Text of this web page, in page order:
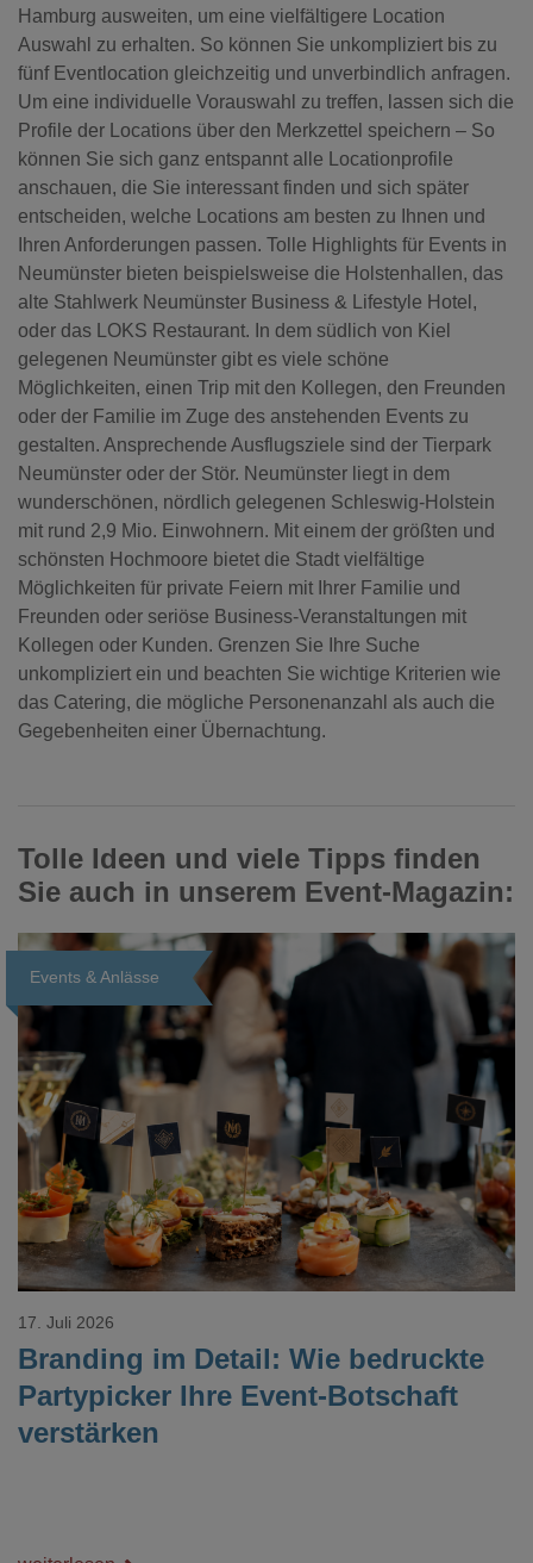
Hamburg ausweiten, um eine vielfältigere Location
Auswahl zu erhalten. So können Sie unkompliziert bis zu
fünf Eventlocation gleichzeitig und unverbindlich anfragen.
Um eine individuelle Vorauswahl zu treffen, lassen sich die
Profile der Locations über den Merkzettel speichern – So
können Sie sich ganz entspannt alle Locationprofile
anschauen, die Sie interessant finden und sich später
entscheiden, welche Locations am besten zu Ihnen und
Ihren Anforderungen passen. Tolle Highlights für Events in
Neumünster bieten beispielsweise die Holstenhallen, das
alte Stahlwerk Neumünster Business & Lifestyle Hotel,
oder das LOKS Restaurant. In dem südlich von Kiel
gelegenen Neumünster gibt es viele schöne
Möglichkeiten, einen Trip mit den Kollegen, den Freunden
oder der Familie im Zuge des anstehenden Events zu
gestalten. Ansprechende Ausflugsziele sind der Tierpark
Neumünster oder der Stör. Neumünster liegt in dem
wunderschönen, nördlich gelegenen Schleswig-Holstein
mit rund 2,9 Mio. Einwohnern. Mit einem der größten und
schönsten Hochmoore bietet die Stadt vielfältige
Möglichkeiten für private Feiern mit Ihrer Familie und
Freunden oder seriöse Business-Veranstaltungen mit
Kollegen oder Kunden. Grenzen Sie Ihre Suche
unkompliziert ein und beachten Sie wichtige Kriterien wie
das Catering, die mögliche Personenanzahl als auch die
Gegebenheiten einer Übernachtung.
Tolle Ideen und viele Tipps finden
Sie auch in unserem Event-Magazin:
Events & Anlässe
Loading...
Branding im Detail: Wie bedruckte
Partypicker Ihre Event-Botschaft
verstärken
17. Juli 2026